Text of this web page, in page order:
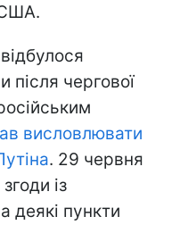
США.
після чергової
висловлювати
. 29 червня
із
деякі пункти